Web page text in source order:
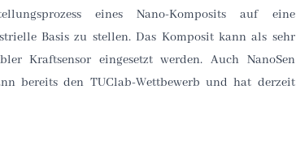
eines Nano-Komposits auf eine
Basis zu stellen. Das Komposit kann als sehr
Kraftsensor eingesetzt werden. Auch NanoSen
bereits den TUClab-Wettbewerb und hat derzeit